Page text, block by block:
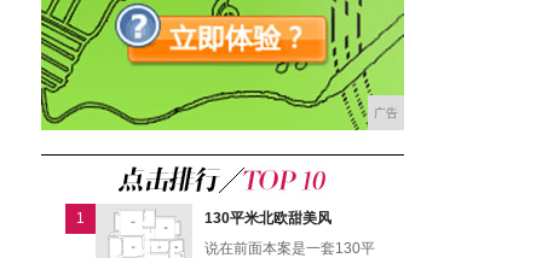
广告
1
130平米北欧甜美风
说在前面本案是一套130平